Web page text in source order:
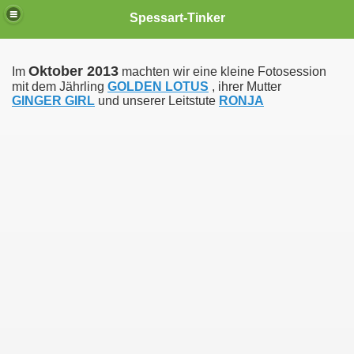
Spessart-Tinker
Im Oktober 2013 machten wir eine kleine Fotosession
mit dem Jährling GOLDEN LOTUS , ihrer Mutter
GINGER GIRL und unserer Leitstute RONJA